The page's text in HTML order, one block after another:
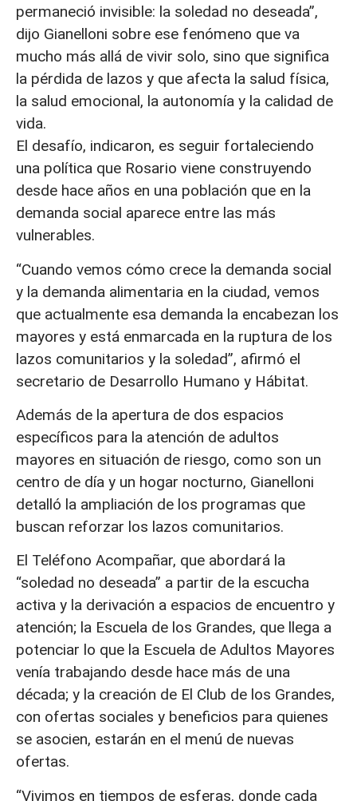
permaneció invisible: la soledad no deseada”,
dijo Gianelloni sobre ese fenómeno que va
mucho más allá de vivir solo, sino que significa
la pérdida de lazos y que afecta la salud física,
la salud emocional, la autonomía y la calidad de
vida.
El desafío, indicaron, es seguir fortaleciendo
una política que Rosario viene construyendo
desde hace años en una población que en la
demanda social aparece entre las más
vulnerables.
“Cuando vemos cómo crece la demanda social
y la demanda alimentaria en la ciudad, vemos
que actualmente esa demanda la encabezan los
mayores y está enmarcada en la ruptura de los
lazos comunitarios y la soledad”, afirmó el
secretario de Desarrollo Humano y Hábitat.
Además de la apertura de dos espacios
específicos para la atención de adultos
mayores en situación de riesgo, como son un
centro de día y un hogar nocturno, Gianelloni
detalló la ampliación de los programas que
buscan reforzar los lazos comunitarios.
El Teléfono Acompañar, que abordará la
“soledad no deseada” a partir de la escucha
activa y la derivación a espacios de encuentro y
atención; la Escuela de los Grandes, que llega a
potenciar lo que la Escuela de Adultos Mayores
venía trabajando desde hace más de una
década; y la creación de El Club de los Grandes,
con ofertas sociales y beneficios para quienes
se asocien, estarán en el menú de nuevas
ofertas.
“Vivimos en tiempos de esferas, donde cada